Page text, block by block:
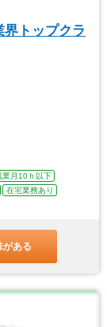
界トップクラ
業月10ｈ以下
在宅業務あり
がある